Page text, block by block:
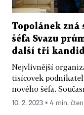
Topolánek zná
šéfa Svazu
další tři
Nejvlivnější
tisícovek
nového šéfa.
10. 2. 2023 ▪ 4 min.